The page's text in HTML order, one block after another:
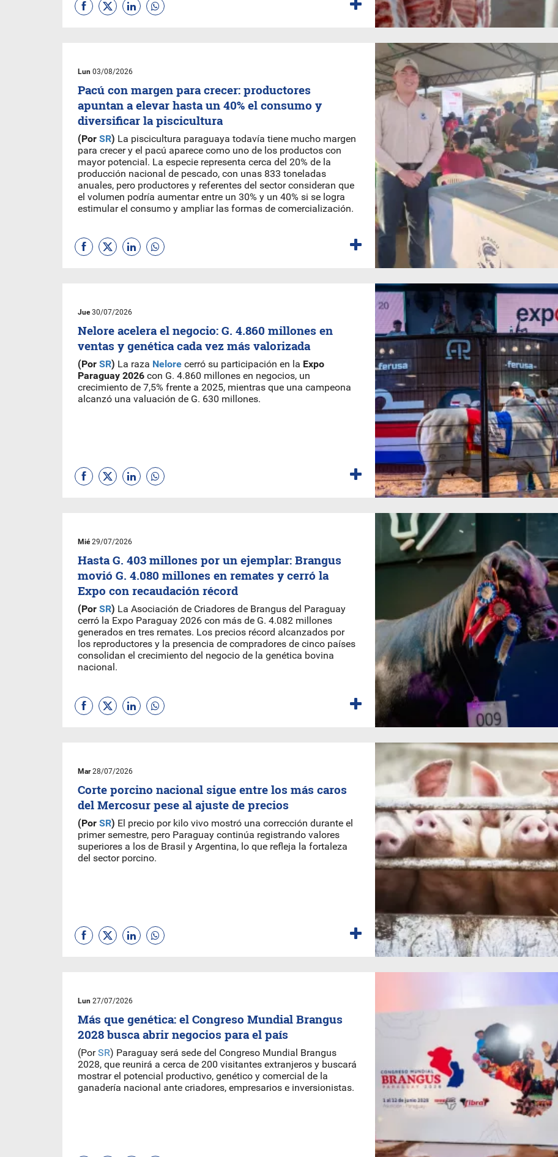
Lun 03/08/2026
Pacú con margen para crecer: productores
apuntan a elevar hasta un 40% el consumo y
diversificar la piscicultura
(Por SR) La piscicultura paraguaya todavía tiene mucho margen
para crecer y el pacú aparece como uno de los productos con
mayor potencial. La especie representa cerca del 20% de la
producción nacional de pescado, con unas 833 toneladas
anuales, pero productores y referentes del sector consideran que
el volumen podría aumentar entre un 30% y un 40% si se logra
estimular el consumo y ampliar las formas de comercialización.
Jue30/07/2026
Nelore acelera el negocio: G. 4.860 millones en
ventas y genética cada vez más valorizada
(Por SR) La raza Nelore cerró su participación en la Expo
Paraguay 2026 con G. 4.860 millones en negocios, un
crecimiento de 7,5% frente a 2025, mientras que una campeona
alcanzó una valuación de G. 630 millones.
Mié29/07/2026
Hasta G. 403 millones por un ejemplar: Brangus
movió G. 4.080 millones en remates y cerró la
Expo con recaudación récord
(Por SR) La Asociación de Criadores de Brangus del Paraguay
cerró la Expo Paraguay 2026 con más de G. 4.082 millones
generados en tres remates. Los precios récord alcanzados por
los reproductores y la presencia de compradores de cinco países
consolidan el crecimiento del negocio de la genética bovina
nacional.
Mar28/07/2026
Corte porcino nacional sigue entre los más caros
del Mercosur pese al ajuste de precios
(Por SR) El precio por kilo vivo mostró una corrección durante el
primer semestre, pero Paraguay continúa registrando valores
superiores a los de Brasil y Argentina, lo que refleja la fortaleza
del sector porcino.
Lun 27/07/2026
Más que genética: el Congreso Mundial Brangus
2028 busca abrir negocios para el país
(PorSR) Paraguay será sede del Congreso Mundial Brangus
2028, que reunirá a cerca de 200 visitantes extranjeros y buscará
mostrar el potencial productivo, genético y comercial de la
ganadería nacional ante criadores, empresarios e inversionistas.